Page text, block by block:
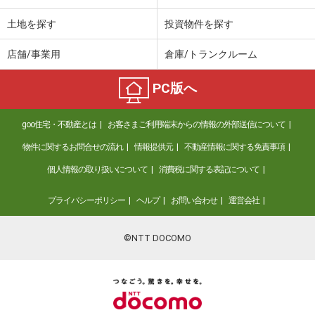
土地を探す 投資物件を探す
店舗/事業用 倉庫/トランクルーム
PC版へ
goo住宅・不動産とは お客さまご利用端末からの情報の外部送信について
物件に関するお問合せの流れ 情報提供元 不動産情報に関する免責事項
個人情報の取り扱いについて 消費税に関する表記について
プライバシーポリシー ヘルプ お問い合わせ 運営会社
©NTT DOCOMO